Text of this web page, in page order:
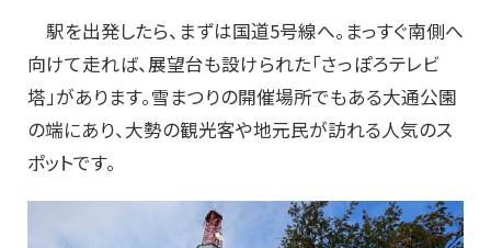
駅を出発したら、まずは国道5号線へ。まっすぐ南側へ
向けて走れば、展望台も設けられた「さっぽろテレビ
塔」があります。雪まつりの開催場所でもある大通公園
の端にあり、大勢の観光客や地元民が訪れる人気のス
ポットです。